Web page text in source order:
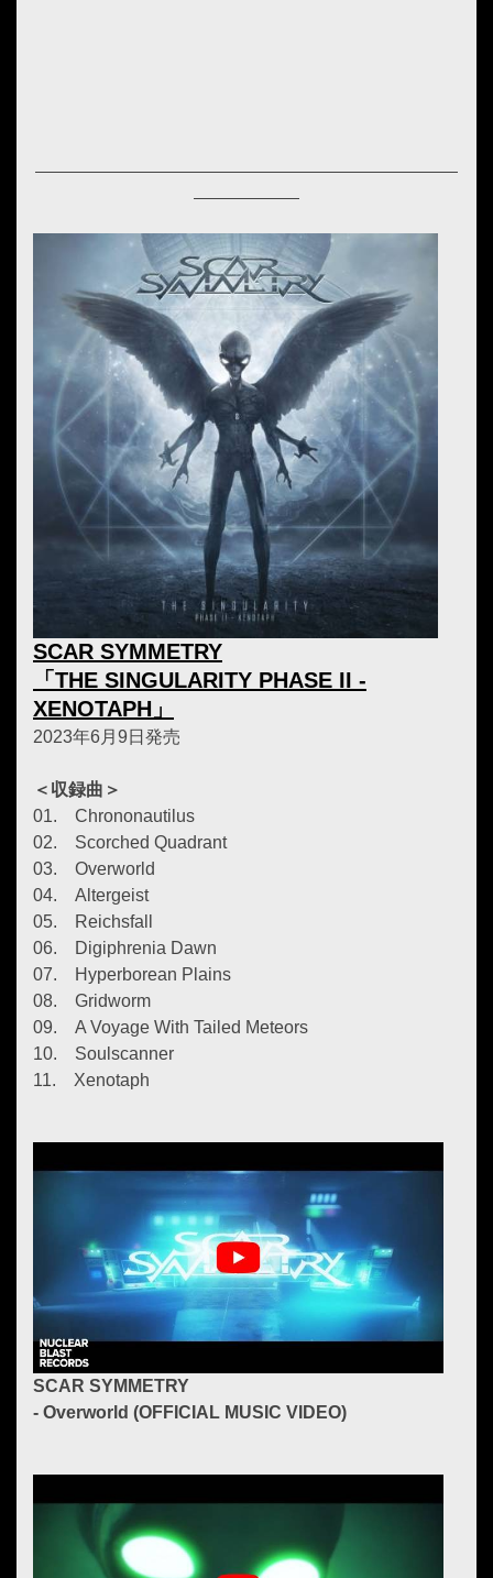
SCAR SYMMETRY
「THE SINGULARITY PHASE II -
XENOTAPH」
2023年6月9日発売
＜収録曲＞
01. Chrononautilus
02. Scorched Quadrant
03. Overworld
04. Altergeist
05. Reichsfall
06. Digiphrenia Dawn
07. Hyperborean Plains
08. Gridworm
09. A Voyage With Tailed Meteors
10. Soulscanner
11. Xenotaph
SCAR SYMMETRY
- Overworld (OFFICIAL MUSIC VIDEO)